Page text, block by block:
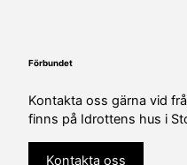
Förbundet
Kontakta oss gärna vid
finns på Idrottens hus i
Kontakta oss